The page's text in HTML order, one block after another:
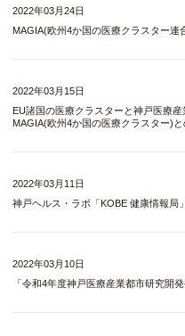
2022年03月24日
MAGIA(欧州4か国の医療クラスター連
2022年03月15日
EU諸国の医療クラスターと神戸医療
MAGIA(欧州4か国の医療クラスター)
2022年03月11日
神戸ヘルス・ラボ「KOBE 健康情報局
2022年03月10日
「令和4年度神戸医療産業都市研究開